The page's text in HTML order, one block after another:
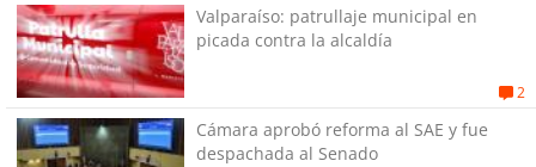
Valparaíso: patrullaje municipal en
picada contra la alcaldía
2
Cámara aprobó reforma al SAE y fue
despachada al Senado